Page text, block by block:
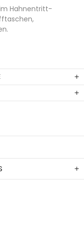
Hahnentritt-